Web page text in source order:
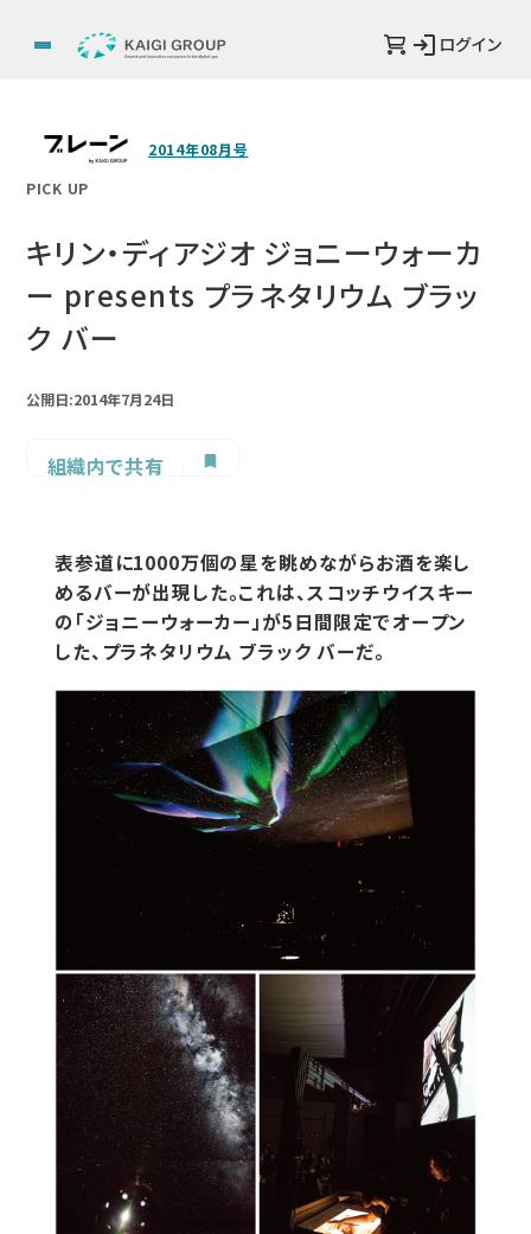
ログイン
2014年08月号
PICK UP
キリン・ディアジオ ジョニーウォーカ
ー presents プラネタリウム ブラッ
ク バー
公開日:2014年7月24日
組織内で共有
表参道に1000万個の星を眺めながらお酒を楽し
めるバーが出現した。これは、スコッチウイスキー
の「ジョニーウォーカー」が5日間限定でオープン
した、プラネタリウム ブラック バーだ。